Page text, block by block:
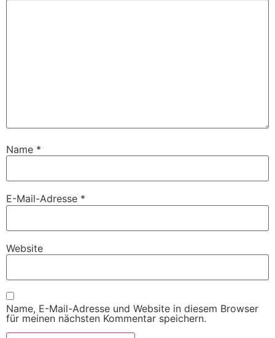
Name *
E-Mail-Adresse *
Website
Name, E-Mail-Adresse und Website in diesem Browser
für meinen nächsten Kommentar speichern.